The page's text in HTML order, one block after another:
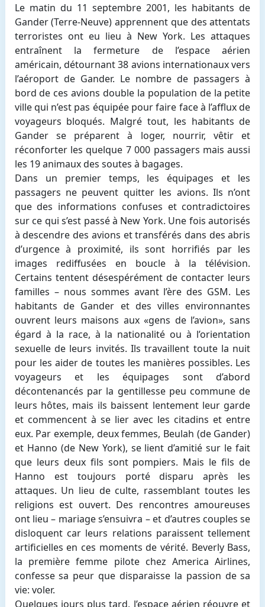
Le matin du 11 septembre 2001, les habitants de
Gander (Terre-Neuve) apprennent que des attentats
terroristes ont eu lieu à New York. Les attaques
entraînent la fermeture de l’espace aérien
américain, détournant 38 avions internationaux vers
l’aéroport de Gander. Le nombre de passagers à
bord de ces avions double la population de la petite
ville qui n’est pas équipée pour faire face à l’afflux de
voyageurs bloqués. Malgré tout, les habitants de
Gander se préparent à loger, nourrir, vêtir et
réconforter les quelque 7 000 passagers mais aussi
les 19 animaux des soutes à bagages.
Dans un premier temps, les équipages et les
passagers ne peuvent quitter les avions. Ils n’ont
que des informations confuses et contradictoires
sur ce qui s’est passé à New York. Une fois autorisés
à descendre des avions et transférés dans des abris
d’urgence à proximité, ils sont horrifiés par les
images rediffusées en boucle à la télévision.
Certains tentent désespérément de contacter leurs
familles – nous sommes avant l’ère des GSM. Les
habitants de Gander et des villes environnantes
ouvrent leurs maisons aux «gens de l’avion», sans
égard à la race, à la nationalité ou à l’orientation
sexuelle de leurs invités. Ils travaillent toute la nuit
pour les aider de toutes les manières possibles. Les
voyageurs et les équipages sont d’abord
décontenancés par la gentillesse peu commune de
leurs hôtes, mais ils baissent lentement leur garde
et commencent à se lier avec les citadins et entre
eux. Par exemple, deux femmes, Beulah (de Gander)
et Hanno (de New York), se lient d’amitié sur le fait
que leurs deux fils sont pompiers. Mais le fils de
Hanno est toujours porté disparu après les
attaques. Un lieu de culte, rassemblant toutes les
religions est ouvert. Des rencontres amoureuses
ont lieu – mariage s’ensuivra – et d’autres couples se
disloquent car leurs relations paraissent tellement
artificielles en ces moments de vérité. Beverly Bass,
la première femme pilote chez America Airlines,
confesse sa peur que disparaisse la passion de sa
vie: voler.
Quelques jours plus tard, l’espace aérien réouvre et